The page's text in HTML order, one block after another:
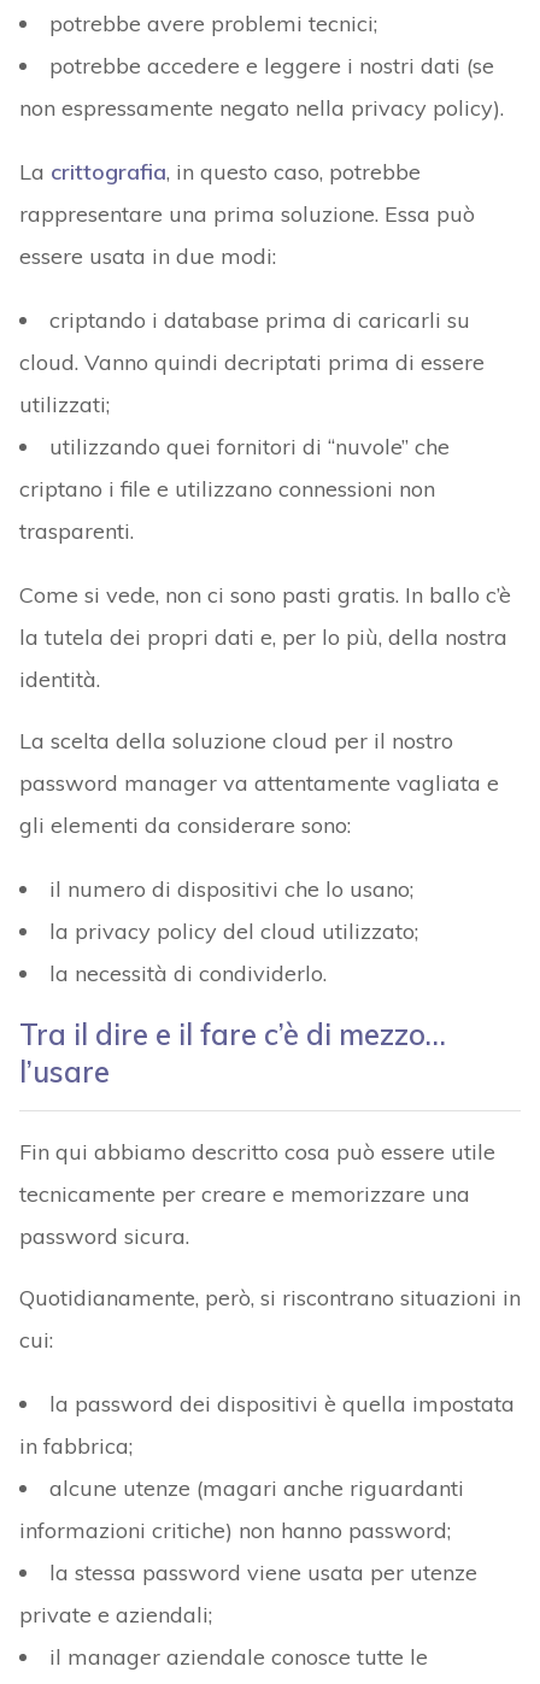
potrebbe avere problemi tecnici;
potrebbe accedere e leggere i nostri dati (se
non espressamente negato nella privacy policy).
La crittografia, in questo caso, potrebbe
rappresentare una prima soluzione. Essa può
essere usata in due modi:
criptando i database prima di caricarli su
cloud. Vanno quindi decriptati prima di essere
utilizzati;
utilizzando quei fornitori di “nuvole” che
criptano i file e utilizzano connessioni non
trasparenti.
Come si vede, non ci sono pasti gratis. In ballo c’è
la tutela dei propri dati e, per lo più, della nostra
identità.
La scelta della soluzione cloud per il nostro
password manager va attentamente vagliata e
gli elementi da considerare sono:
il numero di dispositivi che lo usano;
la privacy policy del cloud utilizzato;
la necessità di condividerlo.
Tra il dire e il fare c’è di mezzo…
l’usare
Fin qui abbiamo descritto cosa può essere utile
tecnicamente per creare e memorizzare una
password sicura.
Quotidianamente, però, si riscontrano situazioni in
cui:
la password dei dispositivi è quella impostata
in fabbrica;
alcune utenze (magari anche riguardanti
informazioni critiche) non hanno password;
la stessa password viene usata per utenze
private e aziendali;
il manager aziendale conosce tutte le